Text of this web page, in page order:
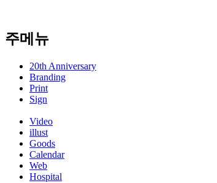
주메뉴
20th Anniversary
Branding
Print
Sign
Video
illust
Goods
Calendar
Web
Hospital